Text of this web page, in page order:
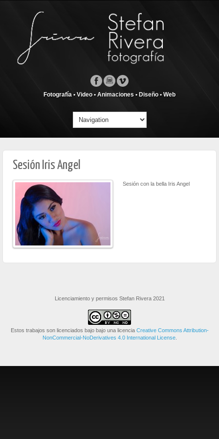
Fotografía • Video • Animaciones • Diseño • Web
Sesión Iris Angel
Sesión con la bella Iris Angel
Licenciamiento y permisos Stefan Rivera 2021
Estos trabajos son licenciados bajo bajo una licencia Creative Commons Attribution-
NonCommercial-NoDerivatives 4.0 International License.